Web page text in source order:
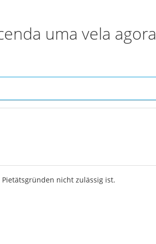
uma vela agora
nicht zulässig ist.